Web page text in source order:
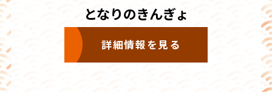
となりのきんぎょ
詳細情報を見る